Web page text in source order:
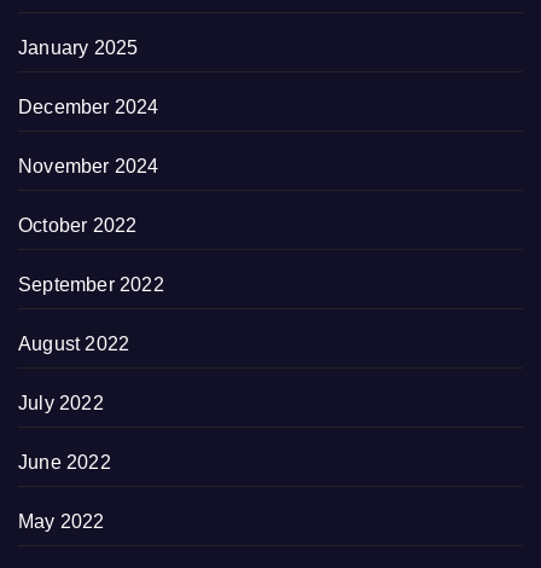
January 2025
December 2024
November 2024
October 2022
September 2022
August 2022
July 2022
June 2022
May 2022